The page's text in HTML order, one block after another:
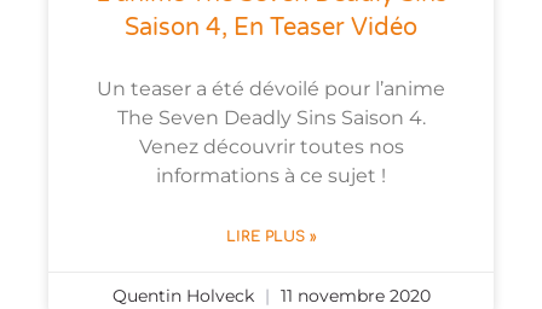
Saison 4, En Teaser Vidéo
Un teaser a été dévoilé pour l’anime
The Seven Deadly Sins Saison 4.
Venez découvrir toutes nos
informations à ce sujet !
LIRE PLUS »
Quentin Holveck 11 novembre 2020